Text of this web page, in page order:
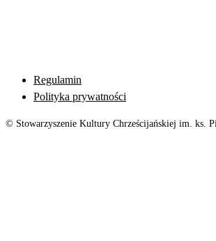
Regulamin
Polityka prywatności
© Stowarzyszenie Kultury Chrześcijańskiej im. ks.